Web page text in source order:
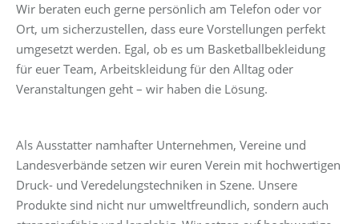
Wir beraten euch gerne persönlich am Telefon oder vor
Ort, um sicherzustellen, dass eure Vorstellungen perfekt
umgesetzt werden. Egal, ob es um Basketballbekleidung
für euer Team, Arbeitskleidung für den Alltag oder
Veranstaltungen geht – wir haben die Lösung.
Als Ausstatter namhafter Unternehmen, Vereine und
Landesverbände setzen wir euren Verein mit hochwertigen
Druck- und Veredelungstechniken in Szene. Unsere
Produkte sind nicht nur umweltfreundlich, sondern auch